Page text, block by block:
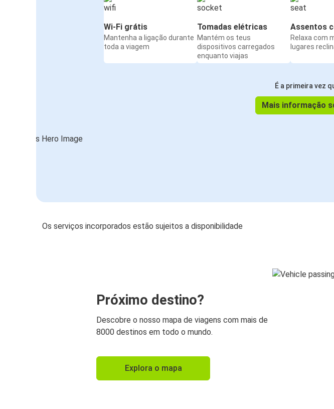
Wi-Fi grátis
Mantenha a ligação durante
toda a viagem
Tomadas elétricas
Mantém os teus
dispositivos carregados
enquanto viajas
Assentos
Relaxa com
lugares
É a primeira vez
Mais informação
Os serviços incorporados estão sujeitos a disponibilidade
Próximo destino?
Descobre o nosso mapa de viagens com mais de
8000 destinos em todo o mundo.
Explora o mapa